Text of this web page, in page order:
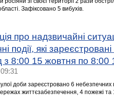
Зафіксовано 5 вибухів.
про надзвичайні
події, які
з 8:00 15 жовтня по
доби зареєстровано 6 небезпечних
життєзабезпечення, 4 пожежі та